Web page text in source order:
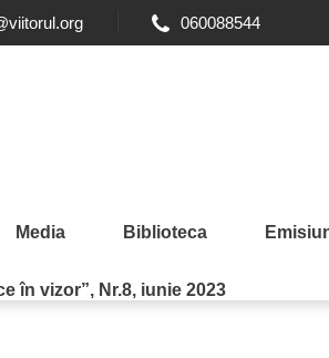
060088544
Media Biblioteca
în vizor”, Nr.8, iunie 2023
inovative în sistemul de achiziții
system in Moldova through
de suport bugetar. Proiectul